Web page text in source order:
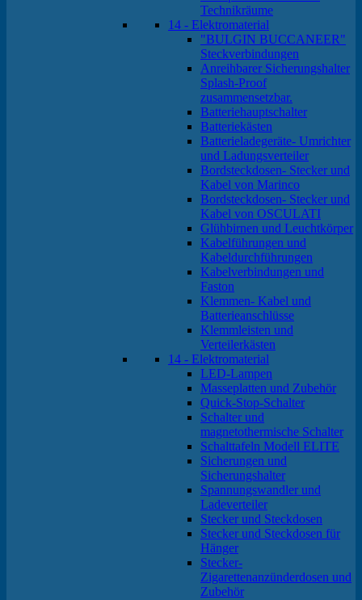
Technikräume
14 - Elektromaterial
"BULGIN BUCCANEER"
Steckverbindungen
Anreihbarer Sicherungshalter
Splash-Proof
zusammensetzbar.
Batteriehauptschalter
Batteriekästen
Batterieladegeräte- Umrichter
und Ladungsverteiler
Bordsteckdosen- Stecker und
Kabel von Marinco
Bordsteckdosen- Stecker und
Kabel von OSCULATI
Glühbirnen und Leuchtkörper
Kabelführungen und
Kabeldurchführungen
Kabelverbindungen und
Faston
Klemmen- Kabel und
Batterieanschlüsse
Klemmleisten und
Verteilerkästen
14 - Elektromaterial
LED-Lampen
Masseplatten und Zubehör
Quick-Stop-Schalter
Schalter und
magnetothermische Schalter
Schalttafeln Modell ELITE
Sicherungen und
Sicherungshalter
Spannungswandler und
Ladeverteiler
Stecker und Steckdosen
Stecker und Steckdosen für
Hänger
Stecker-
Zigarettenanzünderdosen und
Zubehör